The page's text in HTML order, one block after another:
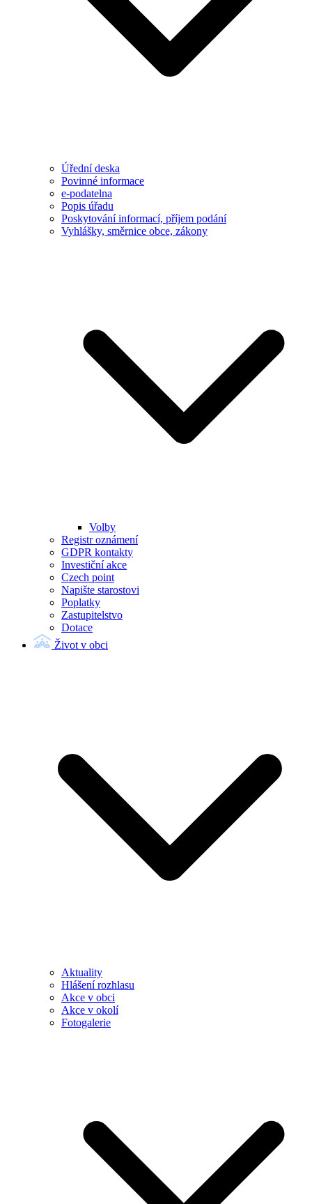
Úřední deska
Povinné informace
e-podatelna
Popis úřadu
Poskytování informací, příjem podání
Vyhlášky, směrnice obce, zákony
Volby
Registr oznámení
GDPR kontakty
Investiční akce
Czech point
Napište starostovi
Poplatky
Zastupitelstvo
Dotace
Život v obci
Aktuality
Hlášení rozhlasu
Akce v obci
Akce v okolí
Fotogalerie